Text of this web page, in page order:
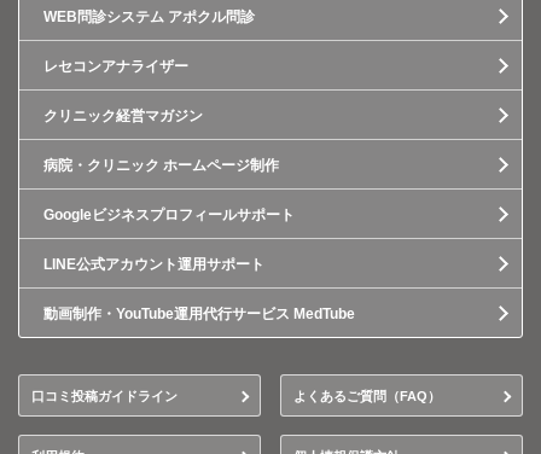
WEB問診システム アポクル問診
レセコンアナライザー
クリニック経営マガジン
病院・クリニック ホームページ制作
Googleビジネスプロフィールサポート
LINE公式アカウント運用サポート
動画制作・YouTube運用代行サービス MedTube
口コミ投稿ガイドライン よくあるご質問（FAQ）